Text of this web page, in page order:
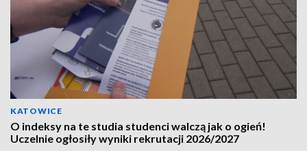
KATOWICE
O indeksy na te studia studenci walczą jak o ogień!
Uczelnie ogłosiły wyniki rekrutacji 2026/2027